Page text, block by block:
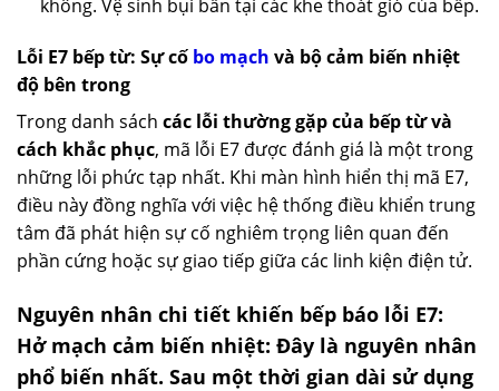
không. Vệ sinh bụi bẩn tại các khe thoát gió của bếp.
Lỗi E7 bếp từ: Sự cố bo mạch và bộ cảm biến nhiệt
độ bên trong
Trong danh sách các lỗi thường gặp của bếp từ và
cách khắc phục, mã lỗi E7 được đánh giá là một trong
những lỗi phức tạp nhất. Khi màn hình hiển thị mã E7,
điều này đồng nghĩa với việc hệ thống điều khiển trung
tâm đã phát hiện sự cố nghiêm trọng liên quan đến
phần cứng hoặc sự giao tiếp giữa các linh kiện điện tử.
Nguyên nhân chi tiết khiến bếp báo lỗi E7:
Hở mạch cảm biến nhiệt: Đây là nguyên nhân
phổ biến nhất. Sau một thời gian dài sử dụng